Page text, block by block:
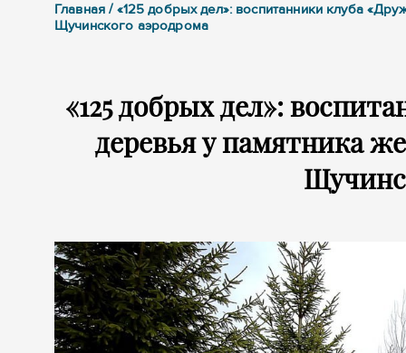
Главная / «125 добрых дел»: воспитанники клуба
Щучинского аэродрома
«125 добрых дел»:
деревья у памятника